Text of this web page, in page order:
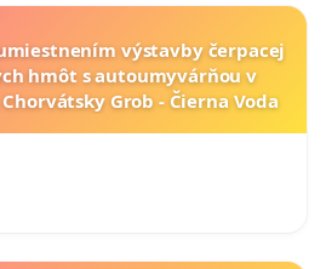
výstavby čerpacej
hmôt s autoumyvárňou v
Grob - Čierna Voda